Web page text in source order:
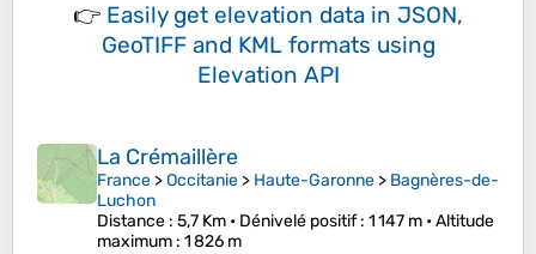
👉 Easily get elevation data in JSON,
GeoTIFF and KML formats using
Elevation API
La Crémaillère
France >Occitanie > Haute-Garonne > Bagnères-de-
Luchon
Distance : 5,7 Km • Dénivelé positif: 1 147 m •Altitude
maximum : 1 826 m